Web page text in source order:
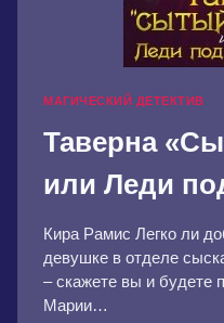
МАГИЧЕСКИЙ ДЕТЕКТИВ
Таверна
или Леди
Кира Рамис Легко ли
девушке в отделе
– скажете вы и будете
Марии…